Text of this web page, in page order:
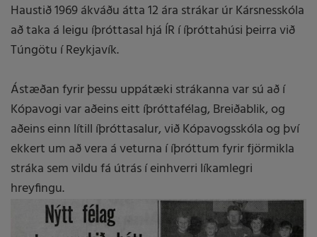
Haustið 1969 ákváðu átta 12 ára strákar úr Kársnesskóla
að taka á leigu íþróttasal hjá ÍR í íþróttahúsi þeirra við
Túngötu í Reykjavík.
Ástæðan fyrir þessu uppátæki strákanna var sú að í
Kópavogi var aðeins eitt íþróttafélag, Breiðablik, og
aðeins einn lítill íþróttasalur, við Kópavogsskóla og því
ekkert um að vera á veturna í íþróttum fyrir fjörmikla
stráka sem vildu fá útrás í einhverri líkamlegri
hreyfingu.